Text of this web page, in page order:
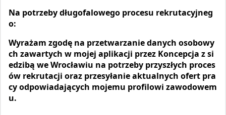
Na potrzeby długofalowego procesu rekrutacyjneg
o:
Wyrażam zgodę na przetwarzanie danych osobowy
ch zawartych w mojej aplikacji przez Koncepcja z si
edzibą we Wrocławiu na potrzeby przyszłych proces
ów rekrutacji oraz przesyłanie aktualnych ofert pra
cy odpowiadających mojemu profilowi zawodowem
u.